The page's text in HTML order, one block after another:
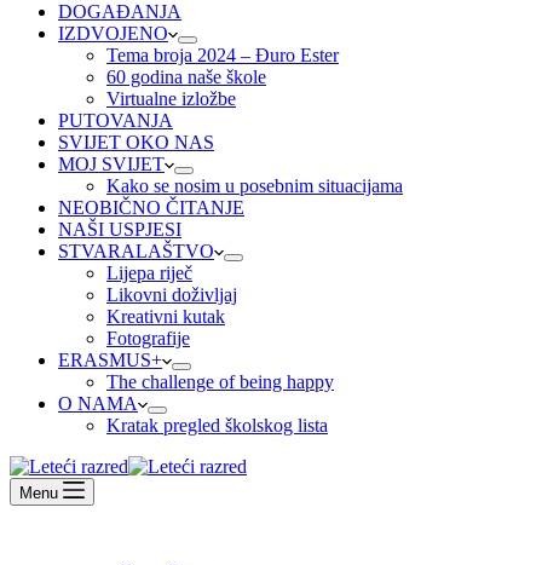
DOGAĐANJA
IZDVOJENO
Tema broja 2024 – Đuro Ester
60 godina naše škole
Virtualne izložbe
PUTOVANJA
SVIJET OKO NAS
MOJ SVIJET
Kako se nosim u posebnim situacijama
NEOBIČNO ČITANJE
NAŠI USPJESI
STVARALAŠTVO
Lijepa riječ
Likovni doživljaj
Kreativni kutak
Fotografije
ERASMUS+
The challenge of being happy
O NAMA
Kratak pregled školskog lista
Menu